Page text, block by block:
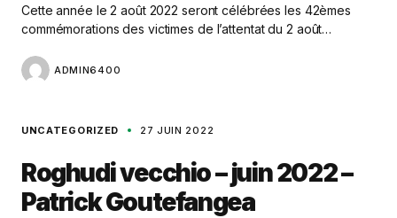
Cette année le 2 août 2022 seront célébrées les 42èmes
commémorations des victimes de l’attentat du 2 août…
ADMIN6400
UNCATEGORIZED 27 JUIN 2022
Roghudi vecchio – juin 2022 –
Patrick Goutefangea